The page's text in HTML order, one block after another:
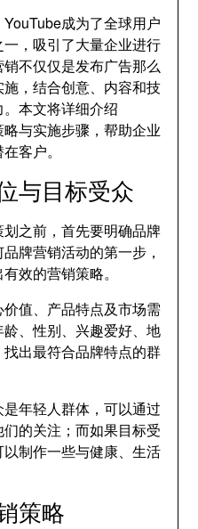
成为了全球用户
，吸引了大量企业进行
不仅仅是发布广告那么
，结合创意、内容和技
本文将详细介绍
与实施步骤，帮助企业
客户。
与目标受众
之前，首先要明确品牌
牌营销活动的第一步，
效的营销策略。
值、产品特点及市场需
、性别、兴趣爱好、地
出最符合品牌特点的群
年轻人群体，可以通过
的关注；而如果目标受
制作一些与健康、生活
策略